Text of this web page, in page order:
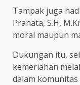
Tampak juga
Pranata, S.H,
moral maupun
Dukungan itu,
kemeriahan
dalam komunitas